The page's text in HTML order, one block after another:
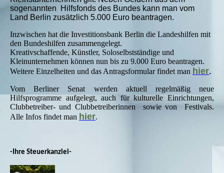
sogenannten Hilfsfonds des Bundes kann man vom
Land Berlin zusätzlich 5.000 Euro beantragen.
Inzwischen hat die Investitionsbank Berlin die Landeshilfen mit
den Bundeshilfen zusammengelegt.
Kreativschaffende, Künstler, Soloselbstständige und
Kleinunternehmen können nun bis zu 9.000 Euro beantragen.
Weitere Einzelheiten und das Antragsformular findet man hier.
Vom Berliner Senat werden aktuell regelmäßig neue
Hilfsprogramme aufgelegt, auch für kulturelle Einrichtungen,
Clubbetreiber- und Clubbetreiberinnen sowie von Festivals.
Alle Infos findet man hier.
-Ihre Steuerkanzlei-